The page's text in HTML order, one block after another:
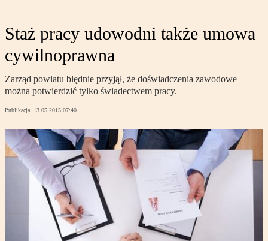
Staż pracy udowodni także umowa
cywilnoprawna
Zarząd powiatu błędnie przyjął, że doświadczenia zawodowe
można potwierdzić tylko świadectwem pracy.
Publikacja: 13.05.2015 07:40